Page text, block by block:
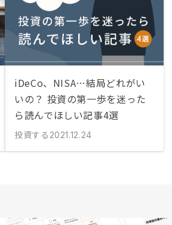
iDeCo、NISA…結局どれがい
いの？ 投資の第一歩を迷った
ら読んでほしい記事4選
投資する 2021.12.24